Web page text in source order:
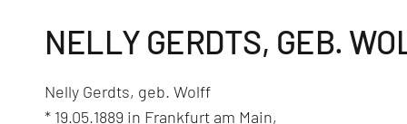
NELLY GERDTS, GEB.
Nelly Gerdts, geb. Wolff
* 19.05.1889 in Frankfurt am Main,